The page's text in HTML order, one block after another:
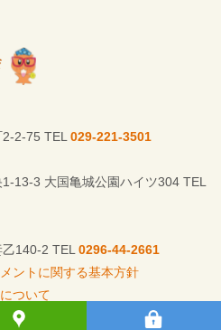
2-75 TEL 029-221-3501
13-3 大国亀城公園ハイツ304 TEL
140-2 TEL 0296-44-2661
ントに関する基本方針
ついて